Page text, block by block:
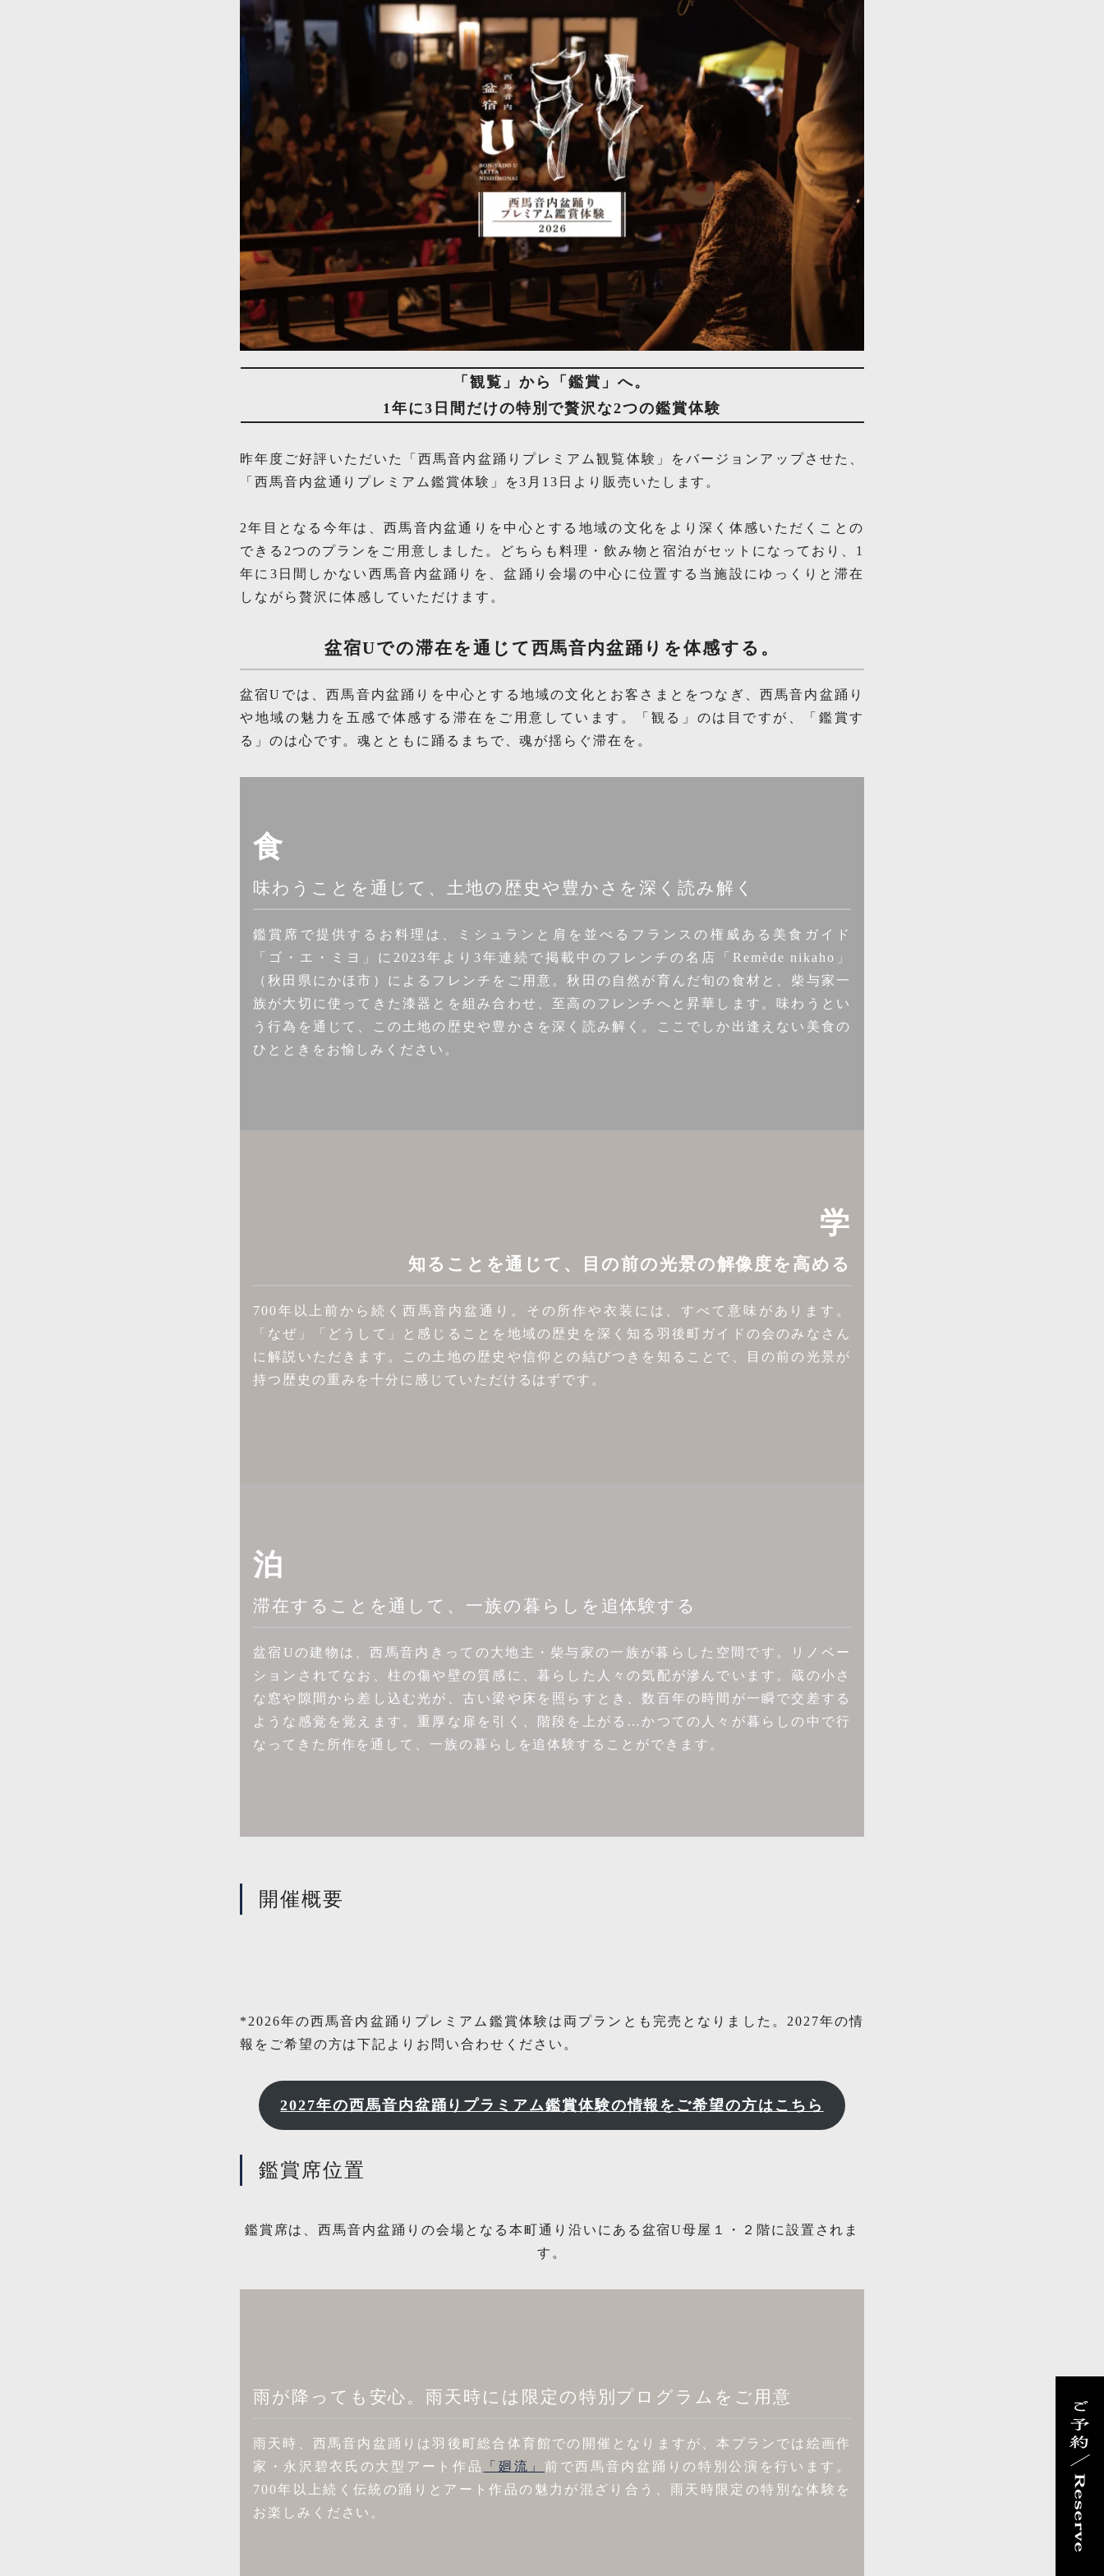
「観覧」から「鑑賞」へ。
1年に3日間だけの特別で贅沢な2つの鑑賞体験
昨年度ご好評いただいた「西馬音内盆踊りプレミアム観覧体験」をバージョンアップさせた、
「西馬音内盆通りプレミアム鑑賞体験」を3月13日より販売いたします。
2年目となる今年は、西馬音内盆通りを中心とする地域の文化をより深く体感いただくことの
できる2つのプランをご用意しました。どちらも料理・飲み物と宿泊がセットになっており、1
年に3日間しかない西馬音内盆踊りを、盆踊り会場の中心に位置する当施設にゆっくりと滞在
しながら贅沢に体感していただけます。
盆宿Uでの滞在を通じて西馬音内盆踊りを体感する。
盆宿Uでは、西馬音内盆踊りを中心とする地域の文化とお客さまとをつなぎ、西馬音内盆踊り
や地域の魅力を五感で体感する滞在をご用意しています。「観る」のは目ですが、「鑑賞す
る」のは心です。魂とともに踊るまちで、魂が揺らぐ滞在を。
食
味わうことを通じて、土地の歴史や豊かさを深く読み解く
鑑賞席で提供するお料理は、ミシュランと肩を並べるフランスの権威ある美食ガイド
「ゴ・エ・ミヨ」に2023年より3年連続で掲載中のフレンチの名店「Remède nikaho」
（秋田県にかほ市）によるフレンチをご用意。秋田の自然が育んだ旬の食材と、柴与家一
族が大切に使ってきた漆器とを組み合わせ、至高のフレンチへと昇華します。味わうとい
う行為を通じて、この土地の歴史や豊かさを深く読み解く。ここでしか出逢えない美食の
ひとときをお愉しみください。
学
知ることを通じて、目の前の光景の解像度を高める
700年以上前から続く西馬音内盆通り。その所作や衣装には、すべて意味があります。
「なぜ」「どうして」と感じることを地域の歴史を深く知る羽後町ガイドの会のみなさん
に解説いただきます。この土地の歴史や信仰との結びつきを知ることで、目の前の光景が
持つ歴史の重みを十分に感じていただけるはずです。
泊
滞在することを通して、一族の暮らしを追体験する
盆宿Uの建物は、西馬音内きっての大地主・柴与家の一族が暮らした空間です。リノベー
ションされてなお、柱の傷や壁の質感に、暮らした人々の気配が滲んでいます。蔵の小さ
な窓や隙間から差し込む光が、古い梁や床を照らすとき、数百年の時間が一瞬で交差する
ような感覚を覚えます。重厚な扉を引く、階段を上がる…かつての人々が暮らしの中で行
なってきた所作を通して、一族の暮らしを追体験することができます。
開催概要
*2026年の西馬音内盆踊りプレミアム鑑賞体験は両プランとも完売となりました。2027年の情
報をご希望の方は下記よりお問い合わせください。
2027年の西馬音内盆踊りプラミアム鑑賞体験の情報をご希望の方はこちら
鑑賞席位置
鑑賞席は、西馬音内盆踊りの会場となる本町通り沿いにある盆宿U母屋１・２階に設置されま
す。
雨が降っても安心。雨天時には限定の特別プログラムをご用意
雨天時、西馬音内盆踊りは羽後町総合体育館での開催となりますが、本プランでは絵画作
家・永沢碧⾐⽒の⼤型アート作品
「廻流」前で⻄⾺⾳内盆踊りの特別公演を⾏います。
700年以上続く伝統の踊りとアート作品の魅⼒が混ざり合う、雨天時限定の特別な体験を
お楽しみください。